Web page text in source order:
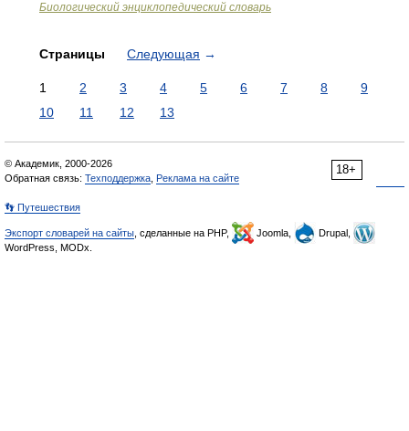
Биологический энциклопедический словарь
Страницы Следующая →
1 2 3 4 5 6 7 8
9
10
11 12 13
18+
© Академик, 2000-2026
Обратная связь: Техподдержка Реклама на сайте
👣 Путешествия
Экспорт словарей на сайты , сделанные на PHP, Joomla,
Drupal,
WordPress, MODx.